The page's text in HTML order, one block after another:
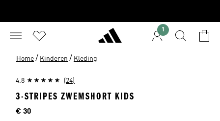
1
Home / Kinderen / Kleding
4.8 (24)
3-STRIPES ZWEMSHORT KIDS
Price
€ 30